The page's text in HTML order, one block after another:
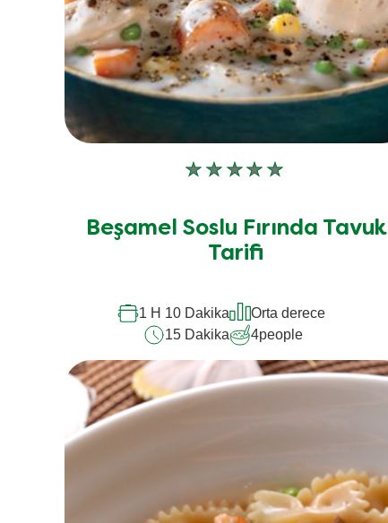
Bu
için
değerlendirme
Beşamel Soslu Fırında Tavuk
Tarifi
1 H 10 Dakika
Orta derece
15 Dakika
4people